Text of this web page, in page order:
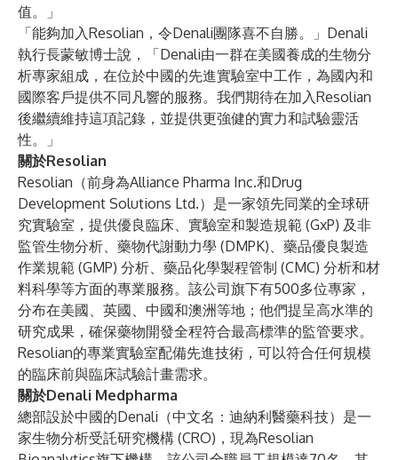
值。」
「能夠加入Resolian，令Denali團隊喜不自勝。」Denali
執行長蒙敏博士說，「Denali由一群在美國養成的生物分
析專家組成，在位於中國的先進實驗室中工作，為國內和
國際客戶提供不同凡響的服務。我們期待在加入Resolian
後繼續維持這項記錄，並提供更強健的實力和試驗靈活
性。」
關於Resolian
Resolian （前身為Alliance Pharma Inc.和Drug
Development Solutions Ltd.）是一家領先同業的全球研
究實驗室，提供優良臨床、實驗室和製造規範 (GxP) 及非
監管生物分析、藥物代謝動力學 (DMPK)、藥品優良製造
作業規範 (GMP) 分析、藥品化學製程管制 (CMC) 分析和材
料科學等方面的專業服務。該公司旗下有500多位專家，
分布在美國、英國、中國和澳洲等地；他們提呈高水準的
研究成果，確保藥物開發全程符合最高標準的監管要求。
Resolian的專業實驗室配備先進技術，可以符合任何規模
的臨床前與臨床試驗計畫需求。
關於Denali Medpharma
總部設於中國的Denali（中文名：迪納利醫藥科技）是一
家生物分析受託研究機構 (CRO)，現為Resolian